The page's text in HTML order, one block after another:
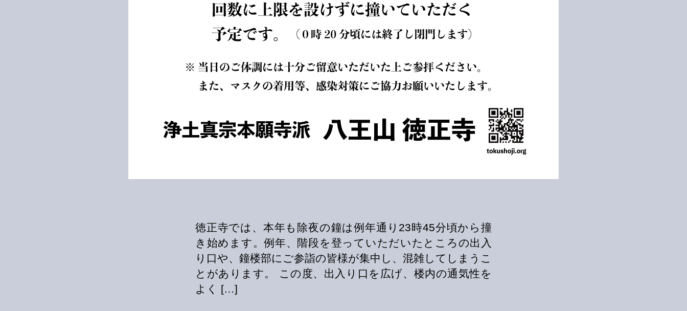
徳正寺では、本年も除夜の鐘は例年通り23時45分頃から撞
き始めます。例年、階段を登っていただいたところの出入
り口や、鐘楼部にご参詣の皆様が集中し、混雑してしまうこ
とがあります。 この度、出入り口を広げ、楼内の通気性を
よく […]